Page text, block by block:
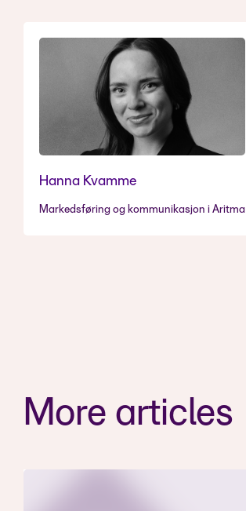
Hanna Kvamme
Markedsføring og kommunikasjon i Aritma
More articles